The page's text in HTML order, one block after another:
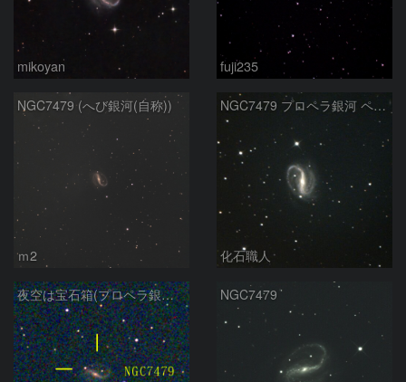
mikoyan fuji235
NGC7479 (へび銀河(自称))
ｍ2
NGC7479 プロペラ銀河 ペガスス座
化石職人
夜空は宝石箱(プロペラ銀河 NGC7479) Seestar50 NGC7479